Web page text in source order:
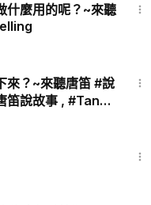
避疫奇蹟
2025/02/17/1071486.
a103960869.html
什麼用的呢？~來聽
來？~來聽唐笛 #說
統 ,#文化 #希望